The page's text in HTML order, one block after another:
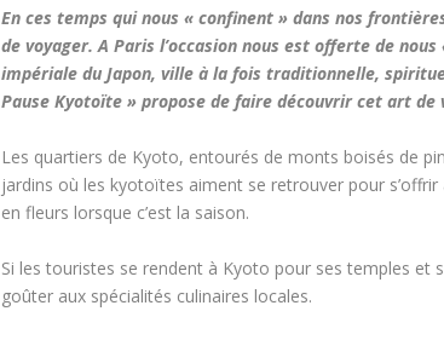
En ces temps qui nous « confinent » dans nos
de voyager. A Paris l’occasion nous est offerte de
impériale du Japon, ville à la fois traditionnelle,
Pause Kyotoïte » propose de faire découvrir cet art
Les quartiers de Kyoto, entourés de monts boisés de
jardins où les kyotoïtes aiment se retrouver pour
en fleurs lorsque c’est la saison.
Si les touristes se rendent à Kyoto pour ses temples et
goûter aux spécialités culinaires locales.